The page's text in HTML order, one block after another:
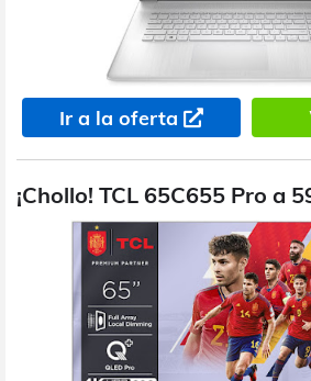
Ir a la oferta
¡Chollo! TCL 65C655 Pro a